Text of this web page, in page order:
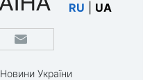
RU UA
Новини України